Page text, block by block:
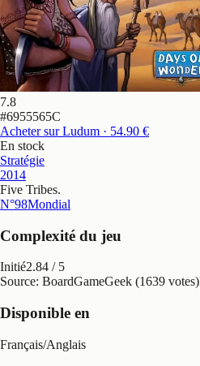
7.8
#6955565C
Acheter sur Ludum · 54.90 €
En stock
Stratégie
2014
Five Tribes.
N°98Mondial
Complexité du jeu
Initié2.84 / 5
Source: BoardGameGeek (1639 votes)
Disponible en
Français/Anglais